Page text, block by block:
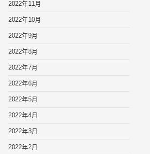
2022年11月
2022年10月
2022年9月
2022年8月
2022年7月
2022年6月
2022年5月
2022年4月
2022年3月
2022年2月